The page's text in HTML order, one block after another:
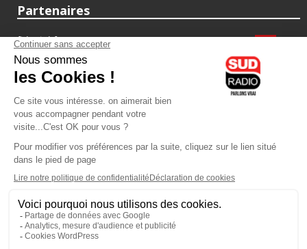
Partenaires
fiducial.fr
lyoncapitale.fr
olympique-et-lyonnais.com
L'application Iphone / Android
Téléchargez l'application
Les cookies
Gestion des cookies
Crédit photos : ©Sud Radio / Pierre Olivier